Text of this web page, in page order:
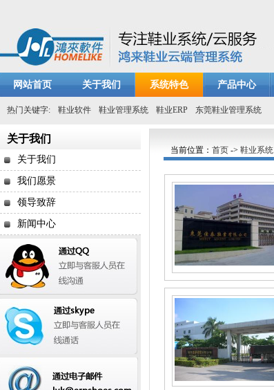
网站首页 关于我们 系统特色 产品中心
热门关键字: 鞋业软件 鞋业管理系统 鞋业ERP 东莞鞋业管理系统
关于我们
关于我们
我们愿景
领导致辞
新闻中心
当前位置： 首页 -> 鞋业系统